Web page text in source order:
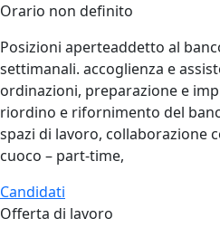
Orario non definito
Posizioni aperteaddetto al
settimanali. accoglienza e
ordinazioni, preparazione e
riordino e rifornimento del
spazi di lavoro, collaborazione
cuoco – part‑time,
Candidati
Offerta di lavoro